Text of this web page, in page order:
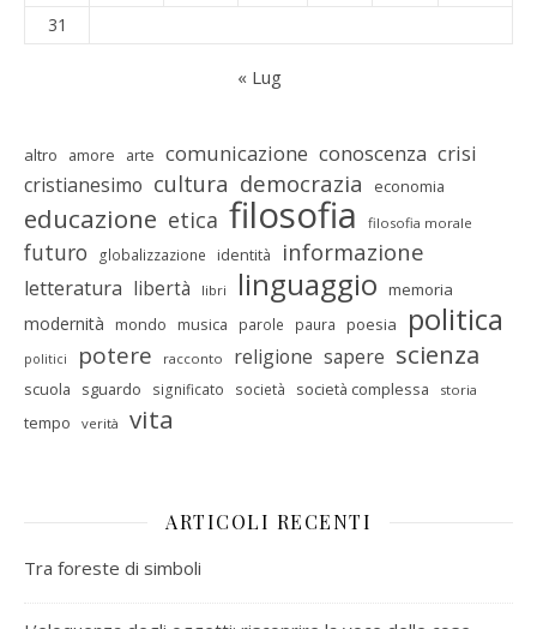
31
« Lug
altro amore arte comunicazione conoscenza crisi
cristianesimo cultura democrazia economia
educazione etica filosofia filosofia morale
futuro globalizzazione identità informazione
letteratura libertà libri linguaggio memoria
modernità mondo musica parole paura poesia politica
politici potere racconto religione sapere scienza
scuola sguardo significato società società complessa storia
tempo verità vita
ARTICOLI RECENTI
Tra foreste di simboli